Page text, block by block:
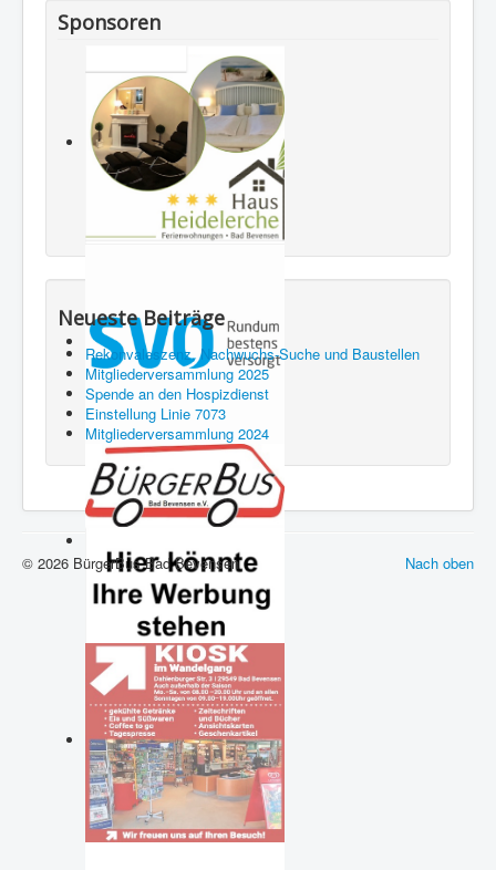
Sponsoren
Neueste Beiträge
Rekonvaleszenz, Nachwuchs-Suche und Baustellen
Mitgliederversammlung 2025
Spende an den Hospizdienst
Einstellung Linie 7073
Mitgliederversammlung 2024
Nach oben
© 2026 BürgerBus Bad Bevensen